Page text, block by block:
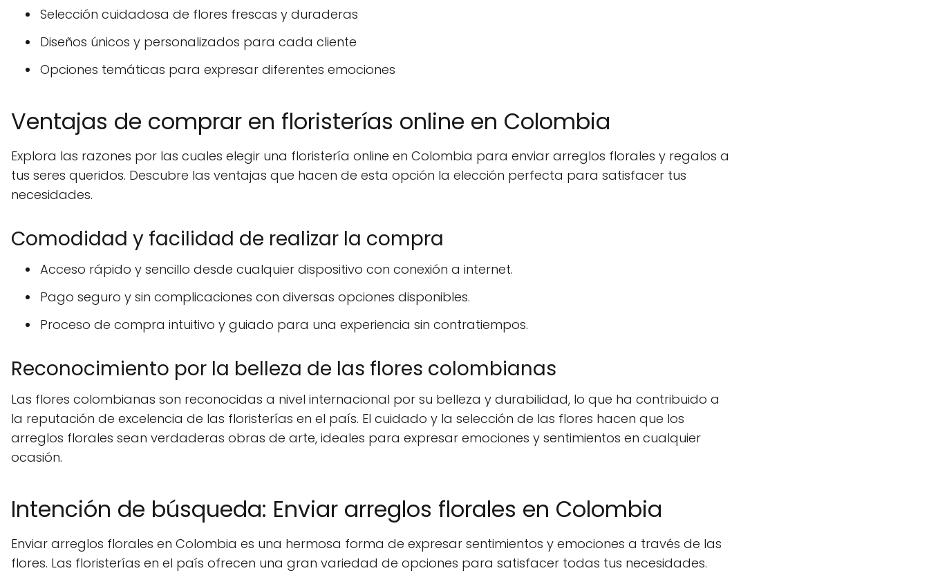
Selección cuidadosa de flores frescas y duraderas
Diseños únicos y personalizados para cada cliente
Opciones temáticas para expresar diferentes emociones
Ventajas de comprar en floristerías online en Colombia
Explora las razones por las cuales elegir una floristería online en Colombia para enviar arreglos florales y regalos a
tus seres queridos. Descubre las ventajas que hacen de esta opción la elección perfecta para satisfacer tus
necesidades.
Comodidad y facilidad de realizar la compra
Acceso rápido y sencillo desde cualquier dispositivo con conexión a internet.
Pago seguro y sin complicaciones con diversas opciones disponibles.
Proceso de compra intuitivo y guiado para una experiencia sin contratiempos.
Reconocimiento por la belleza de las flores colombianas
Las flores colombianas son reconocidas a nivel internacional por su belleza y durabilidad, lo que ha contribuido a
la reputación de excelencia de las floristerías en el país. El cuidado y la selección de las flores hacen que los
arreglos florales sean verdaderas obras de arte, ideales para expresar emociones y sentimientos en cualquier
ocasión.
Intención de búsqueda: Enviar arreglos florales en Colombia
Enviar arreglos florales en Colombia es una hermosa forma de expresar sentimientos y emociones a través de las
flores. Las floristerías en el país ofrecen una gran variedad de opciones para satisfacer todas tus necesidades.